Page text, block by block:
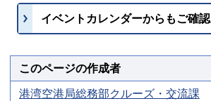
イベントカレンダーからもご確認
このページの作成者
港湾空港局総務部クルーズ・交流課